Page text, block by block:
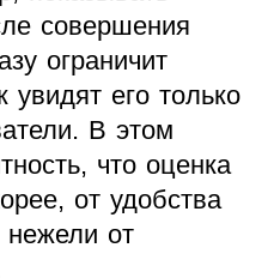
совершения
ограничит
увидят его только
В этом
что оценка
от удобства
нежели от